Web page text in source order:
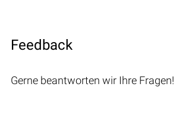
Feedback
Gerne beantworten wir Ihre Fragen!